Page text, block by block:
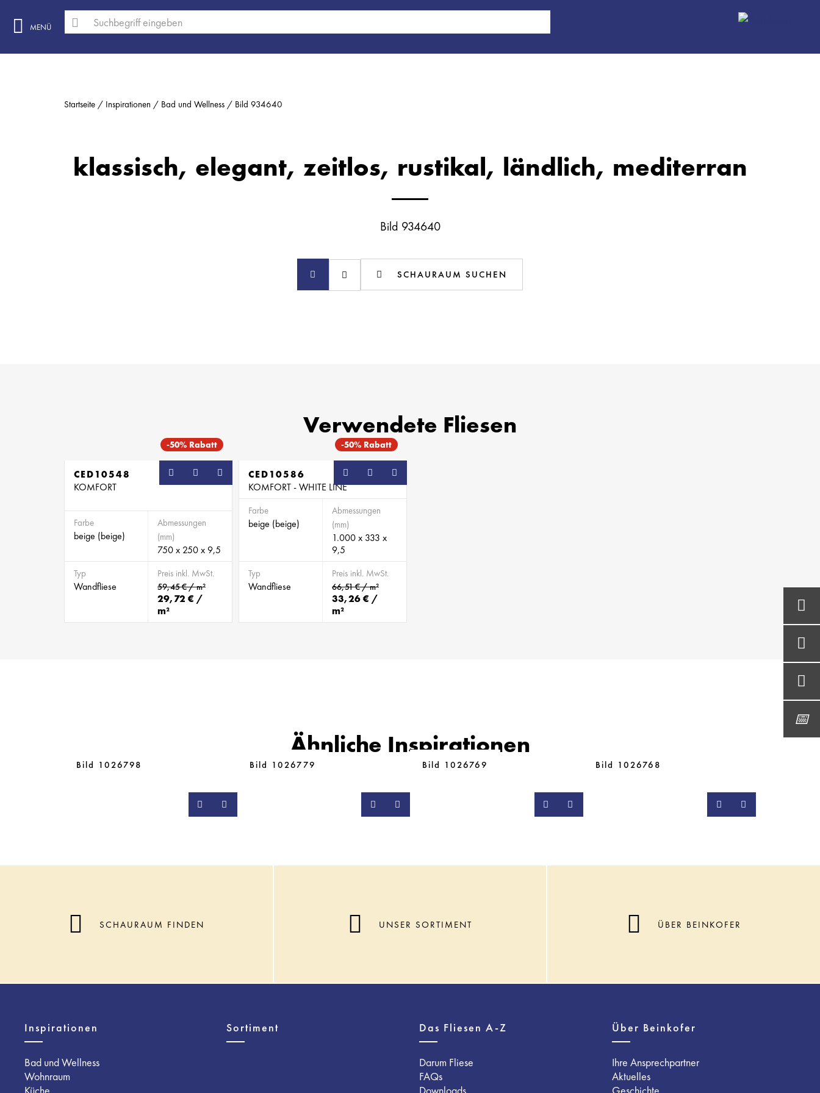
MENÜ
Startseite Inspirationen Bad und Wellness Bild 934640
klassisch, elegant, zeitlos, rustikal, ländlich, mediterran
Bild 934640
SCHAURAUM SUCHEN
Verwendete Fliesen
-50% Rabatt
CED10548
KOMFORT
Farbe
beige (beige)
Abmessungen
(mm)
750 x 250 x 9,5
Typ
Wandfliese
Preis inkl. MwSt.
59,45 € / m²
29,72 € /
m²
-50% Rabatt
CED10586
KOMFORT - WHITE LINE
Farbe
beige (beige)
Abmessungen
(mm)
1.000 x 333 x
9,5
Typ
Wandfliese
Preis inkl. MwSt.
66,51 € / m²
33,26 € /
m²
Ähnliche Inspirationen
Bild 1026798 Bild 1026779 Bild 1026769 Bild 1026768
SCHAURAUM FINDEN UNSER SORTIMENT ÜBER BEINKOFER
Inspirationen
Bad und Wellness
Wohnraum
Sortiment Das Fliesen A-Z
Darum Fliese
FAQs
Über Beinkofer
Ihre Ansprechpartner
Aktuelles